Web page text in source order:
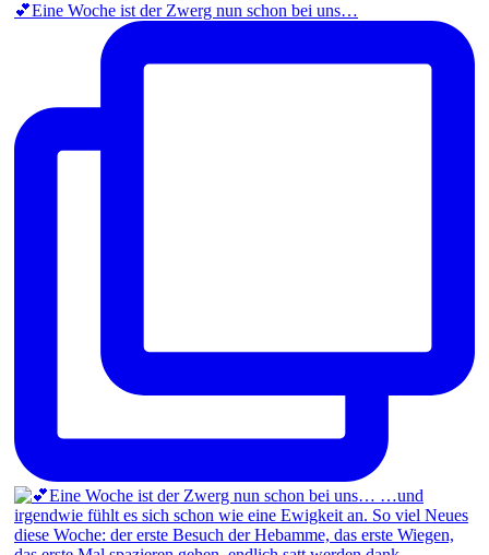
💕Eine Woche ist der Zwerg nun schon bei uns…